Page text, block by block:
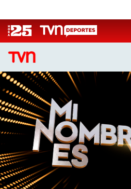
CASTING MASTERCHEF CHILE
CASTING TVN VERTICAL
TVN VERTICAL
TVN PLAY
PROGRAMAS